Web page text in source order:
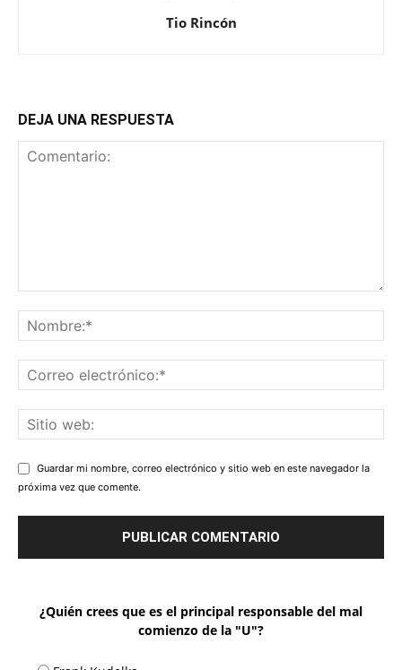
Tio Rincón
DEJA UNA RESPUESTA
Guardar mi nombre, correo electrónico y sitio web en este navegador la
próxima vez que comente.
¿Quién crees que es el principal responsable del mal
comienzo de la "U"?